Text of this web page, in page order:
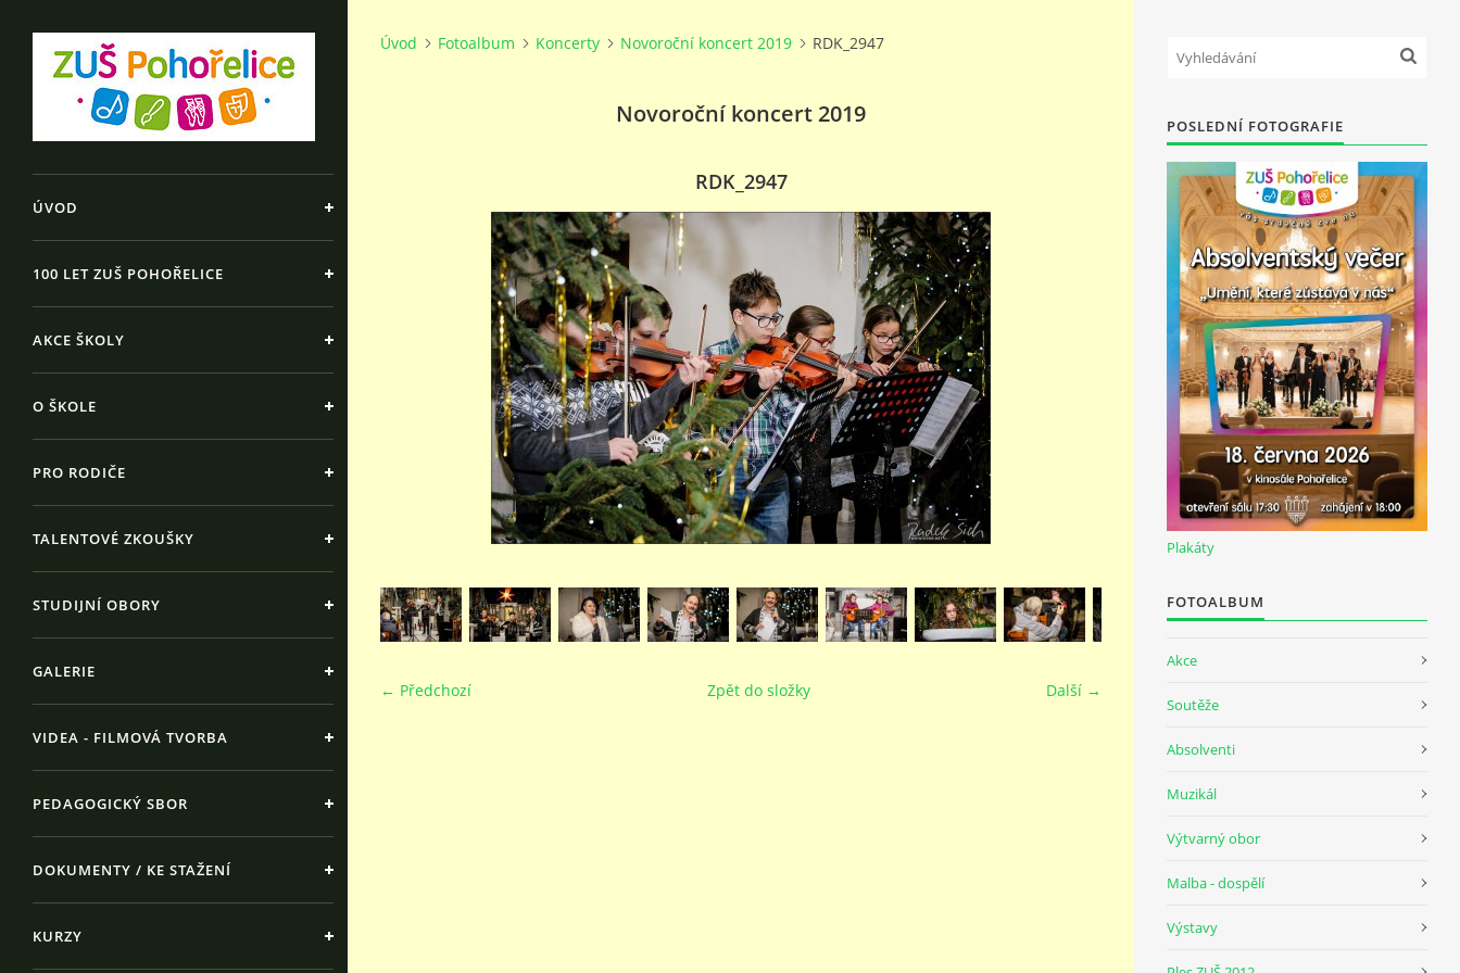
ÚVOD
100 LET ZUŠ POHOŘELICE
AKCE ŠKOLY
O ŠKOLE
PRO RODIČE
TALENTOVÉ ZKOUŠKY
STUDIJNÍ OBORY
GALERIE
VIDEA - FILMOVÁ TVORBA
PEDAGOGICKÝ SBOR
DOKUMENTY / KE STAŽENÍ
KURZY
Úvod Fotoalbum Koncerty Novoroční koncert 2019 RDK_2947
Novoroční koncert 2019
RDK_2947
← Předchozí Další →
Zpět do složky
POSLEDNÍ FOTOGRAFIE
Plakáty
FOTOALBUM
Akce
Soutěže
Absolventi
Muzikál
Výtvarný obor
Malba - dospělí
Výstavy